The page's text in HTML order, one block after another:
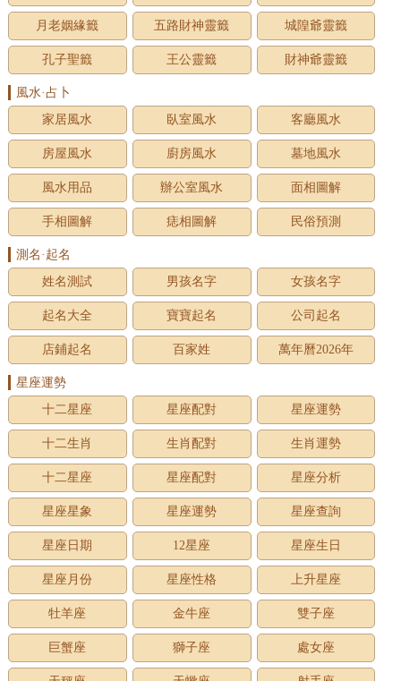
月老姻緣籤 五路財神靈籤 城隍爺靈籤
孔子聖籤 王公靈籤 財神爺靈籤
風水·占卜
家居風水
臥室風水 客廳風水
房屋風水 廚房風水 墓地風水
風水用品 辦公室風水 面相圖解
手相圖解 痣相圖解 民俗預測
測名·起名
姓名測試
男孩名字 女孩名字
起名大全 寶寶起名 公司起名
店鋪起名 百家姓 萬年曆2026年
星座運勢
十二星座
星座配對 星座運勢
十二生肖 生肖配對 生肖運勢
十二星座 星座配對 星座分析
星座星象 星座運勢 星座查詢
星座日期 12星座 星座生日
星座月份 星座性格 上升星座
牡羊座 金牛座 雙子座
巨蟹座 獅子座 處女座